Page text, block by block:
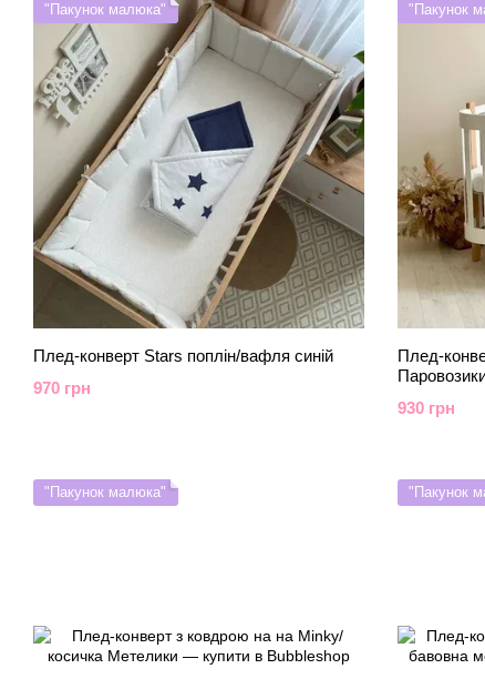
"Пакунок малюка"
Плед-конверт Stars поплін/вафля синій
970 грн
"Пакунок
Плед-
930 грн
"Пакунок малюка" "Пакунок